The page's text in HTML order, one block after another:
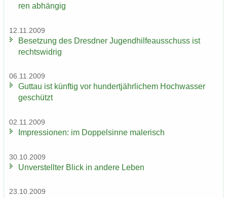
ren ab­hän­gig
12.11.2009
Be­set­zung des Dresd­ner Ju­gend­hil­fe­aus­schuss ist
rechts­wid­rig
06.11.2009
Gut­tau ist künf­tig vor hun­dert­jähr­li­chem Hoch­was­ser
ge­schützt
02.11.2009
Im­pres­sio­nen: im Dop­pel­sin­ne ma­le­risch
30.10.2009
Un­ver­stell­ter Blick in an­de­re Leben
23.10.2009